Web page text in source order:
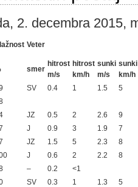
2. decembra 2015,
Veter
smer
hitrost
m/s
hitrost
km/h
sunki
m/s
sunki
km/h
SV 0.4 1 1.5
5
JZ 0.5 2 2.6
9
J 0.9 3 1.9
7
JZ 1.5 5 2.3
8
J 0.6 2 2.2
8
– 0.2
<1
SV 0.3 1 1.3
5